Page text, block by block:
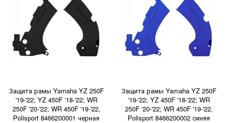
Защита рамы Yamaha YZ 250F
'19-'22; YZ 450F '18-'22; WR
250F '20-'22; WR 450F '19-'22,
Polisport 8466200001 черная
Защита рамы Yamaha YZ 250F
'19-'22; YZ 450F '18-'22; WR
250F '20-'22; WR 450F '19-'22,
Polisport 8466200002 синяя